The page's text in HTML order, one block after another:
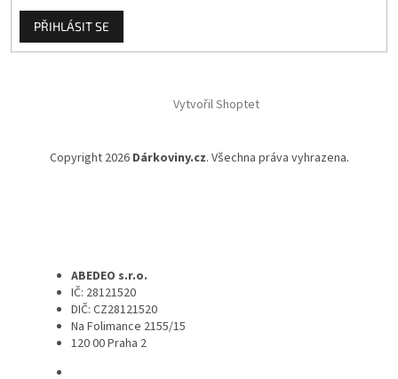
PŘIHLÁSIT SE
Vytvořil Shoptet
Copyright 2026 Dárkoviny.cz. Všechna práva vyhrazena.
ABEDEO s.r.o.
IČ: 28121520
DIČ: CZ28121520
Na Folimance 2155/15
120 00 Praha 2